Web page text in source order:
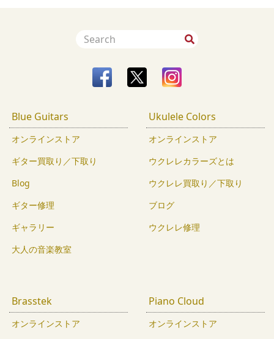
Blue Guitars
オンラインストア
ギター買取り／下取り
Blog
ギター修理
ギャラリー
大人の音楽教室
Ukulele Colors
オンラインストア
ウクレレカラーズとは
ウクレレ買取り／下取り
ブログ
ウクレレ修理
Brasstek
オンラインストア
Piano Cloud
オンラインストア